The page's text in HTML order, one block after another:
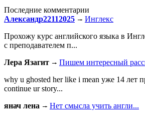
Последние комментарии
Александр22112025
Инглекс
Прохожу курс английского языка в
с преподавателем п...
Лера Язагит
Пишем интересный
why u ghosted her like i mean уже 14 лет
continue ur story...
янач лена
Нет смысла учить англи...